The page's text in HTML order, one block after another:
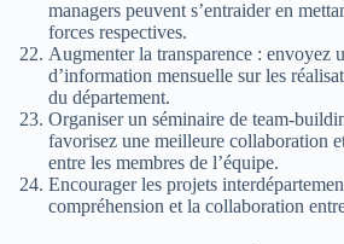
managers peuvent s’entraider en
forces respectives.
Augmenter la transparence : envoyez
d’information mensuelle sur les
du département.
Organiser un séminaire de team-
favorisez une meilleure collaboration
entre les membres de l’équipe.
Encourager les projets
compréhension et la collaboration